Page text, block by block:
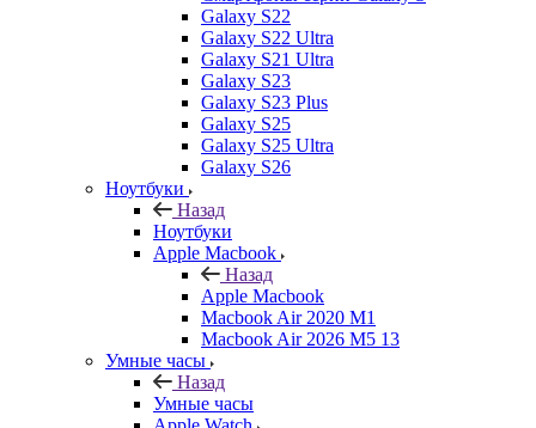
Galaxy S22
Galaxy S22 Ultra
Galaxy S21 Ultra
Galaxy S23
Galaxy S23 Plus
Galaxy S25
Galaxy S25 Ultra
Galaxy S26
Ноутбуки
Назад
Ноутбуки
Apple Macbook
Назад
Apple Macbook
Macbook Air 2020 M1
Macbook Air 2026 M5 13
Умные часы
Назад
Умные часы